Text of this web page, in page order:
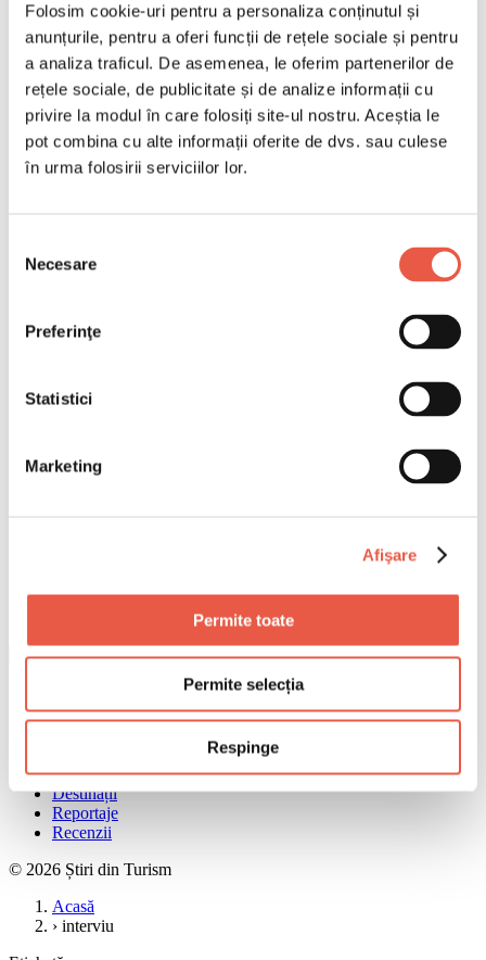
Folosim cookie-uri pentru a personaliza conținutul și
anunțurile, pentru a oferi funcții de rețele sociale și pentru
a analiza traficul. De asemenea, le oferim partenerilor de
rețele sociale, de publicitate și de analize informații cu
privire la modul în care folosiți site-ul nostru. Aceștia le
pot combina cu alte informații oferite de dvs. sau culese
în urma folosirii serviciilor lor.
consimțământului
Necesare
Preferinţe
Statistici
Marketing
Afişare
Permite toate
Permite selecția
Respinge
Acasă
Interviuri
Destinații
Reportaje
Recenzii
© 2026 Știri din Turism
Acasă
› interviu